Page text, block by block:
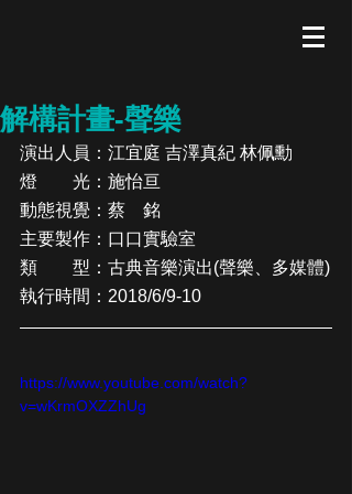
解構計畫-聲樂
演出人員： 江宜庭 吉澤真紀 林佩勳
燈　　光：施怡亘
動態視覺：蔡　銘
主要製作：口口實驗室
類　　型：古典音樂演出(聲樂、多媒體)
執行時間：2018/6/9-10
https://www.youtube.com/watch?
v=wKrmOXZZhUg